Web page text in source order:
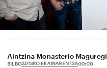
Aintzina Monasterio Maguregi
BILBO2013KO EKAINAREN 13A00:00